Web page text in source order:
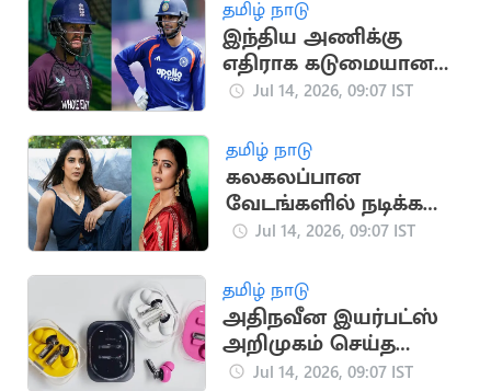
தமிழ் நாடு
இந்திய அணிக்கு
எதிராக கடுமையான
சவால்
டக்கெட்
Jul 14, 2026, 09:07 IST
தமிழ் நாடு
கலகலப்பான
வேடங்களில் நடிக்க
ஆசை -ஐஸ்வர்யா
Jul 14, 2026, 09:07 IST
தமிழ் நாடு
அதிநவீன இயர்பட்ஸ்
அறிமுகம் செய்த
நத்திங்!
Jul 14, 2026, 09:07 IST